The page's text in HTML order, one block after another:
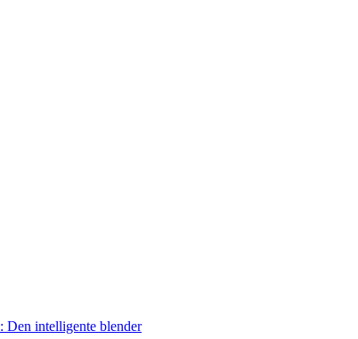
intelligente blender